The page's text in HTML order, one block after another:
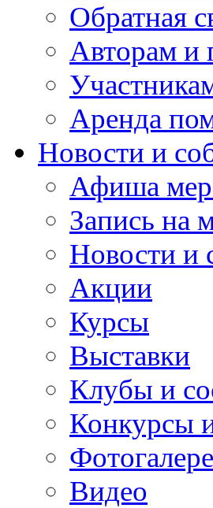
Обратная
Авторам и
Аренда
Новости и
Афиша
Запись на
Новости и
Акции
Курсы
Выставки
Клубы и
Конкурсы
Видео